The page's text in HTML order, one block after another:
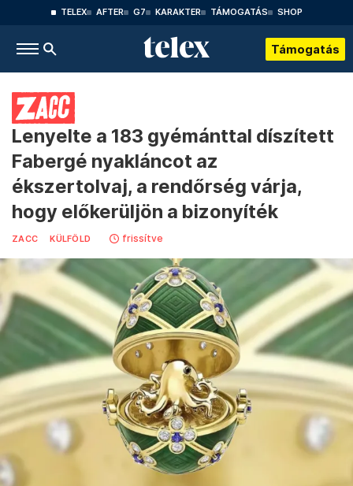
TELEX AFTER G7 KARAKTER TÁMOGATÁS SHOP
Támogatás
Lenyelte a 183 gyémánttal díszített
Fabergé nyakláncot az
ékszertolvaj, a rendőrség várja,
hogy előkerüljön a bizonyíték
ZACC KÜLFÖLD frissítve